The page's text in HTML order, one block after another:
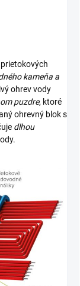
kameňa a
ohrev vody
puzdre, ktoré
ohrevný blok s
dlhou